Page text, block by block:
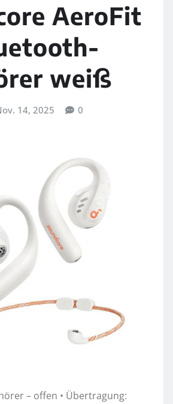
AeroFit
weiß
14, 2025 0
– offen • Übertragung: